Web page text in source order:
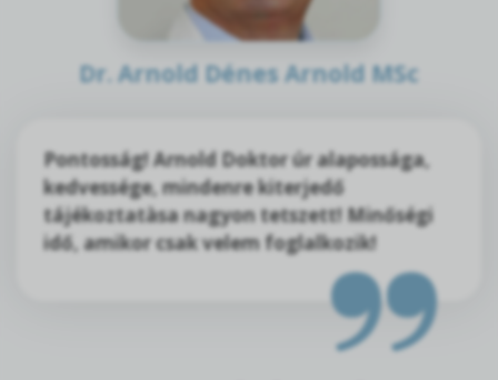
Dr. Arnold Dénes Arnold MSc
Pontosság! Arnold Doktor úr alapossága,
kedvessége, mindenre kiterjedő
tájékoztatàsa nagyon tetszett! Minőségi
idő, amikor csak velem foglalkozik!